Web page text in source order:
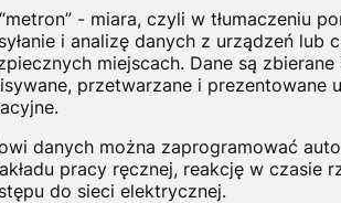
- miara, czyli w tłumaczeniu
i analizę danych z urządzeń lub
miejscach. Dane są
przetwarzane i
danych można zaprogramować
pracy ręcznej, reakcję w czasie
do sieci elektrycznej.